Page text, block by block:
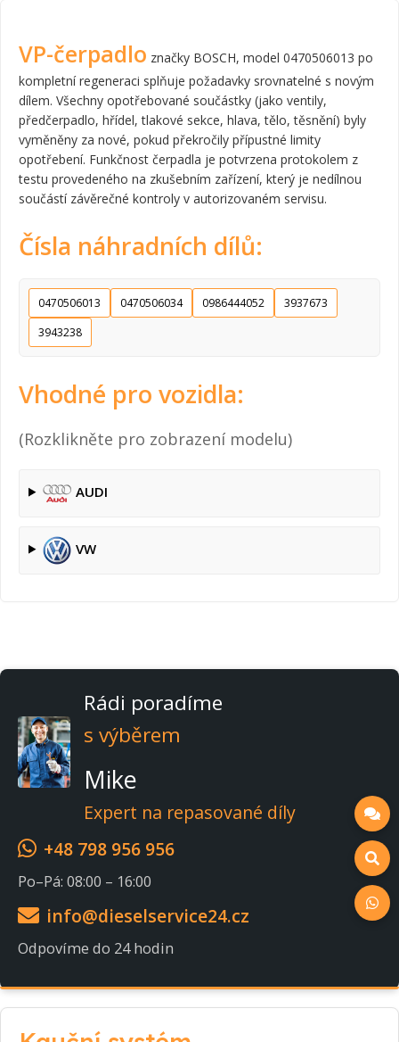
VP-čerpadlo značky BOSCH, model 0470506013 po
kompletní regeneraci splňuje požadavky srovnatelné s novým
dílem. Všechny opotřebované součástky (jako ventily,
předčerpadlo, hřídel, tlakové sekce, hlava, tělo, těsnění) byly
vyměněny za nové, pokud překročily přípustné limity
opotřebení. Funkčnost čerpadla je potvrzena protokolem z
testu provedeného na zkušebním zařízení, který je nedílnou
součástí závěrečné kontroly v autorizovaném servisu.
Čísla náhradních dílů:
0470506013 0470506034 0986444052
3937673
3943238
Vhodné pro vozidla:
(Rozklikněte pro zobrazení modelu)
AUDI
VW
Rádi poradíme
s výběrem
Mike
Expert na repasované díly
+48 798 956 956
Po–Pá: 08:00 – 16:00
info@dieselservice24.cz
Odpovíme do 24 hodin